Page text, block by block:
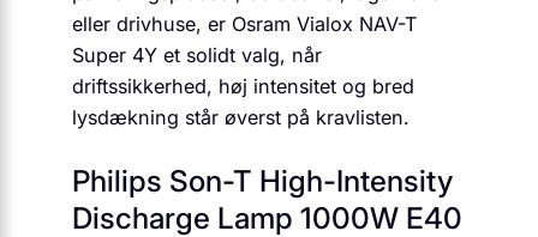
eller drivhuse, er Osram Vialox NAV-T
Super 4Y et solidt valg, når
driftssikkerhed, høj intensitet og bred
lysdækning står øverst på kravlisten.
Philips Son-T High-Intensity
Discharge Lamp 1000W E40